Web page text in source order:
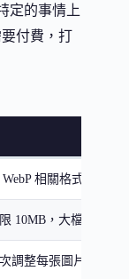
定的事情上
付費，打
相關格式轉換
10MB，大檔案可能
調整每張圖片的個別